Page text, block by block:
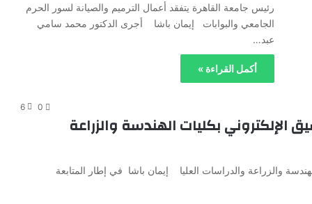
رئيس جامعة القاهرة يتفقد أعمال الترميم والصيانة لسور الحرم
الجامعي والبوابات إيمان باشا أجرى الدكتور محمد سامي
عبد…
أكمل القراءة »
0
6
بكليات الهندسة والزراعة
والزراعة والدراسات العليا إيمان باشا في إطار المتابعة